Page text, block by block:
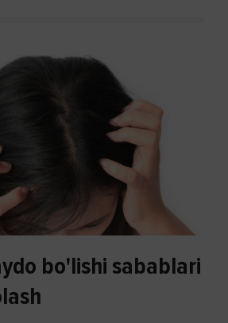
bo'lishi sabablari